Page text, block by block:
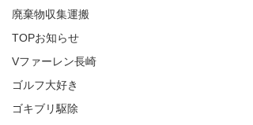
廃棄物収集運搬
TOPお知らせ
Vファーレン長崎
ゴルフ大好き
ゴキブリ駆除